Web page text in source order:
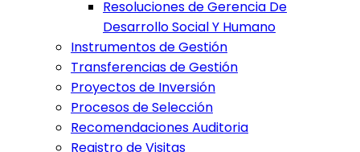
Resoluciones de Gerencia De
Desarrollo Social Y Humano
Instrumentos de Gestión
Transferencias de Gestión
Proyectos de Inversión
Procesos de Selección
Recomendaciones Auditoria
Registro de Visitas